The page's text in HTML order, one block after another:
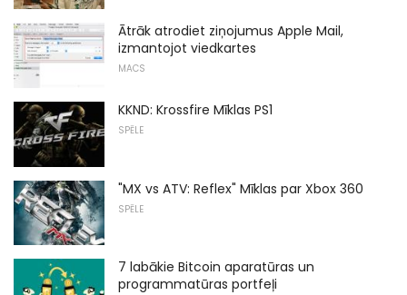
Ātrāk atrodiet ziņojumus Apple Mail,
izmantojot viedkartes
MACS
KKND: Krossfire Mīklas PS1
SPĒLE
"MX vs ATV: Reflex" Mīklas par Xbox 360
SPĒLE
7 labākie Bitcoin aparatūras un
programmatūras portfeļi